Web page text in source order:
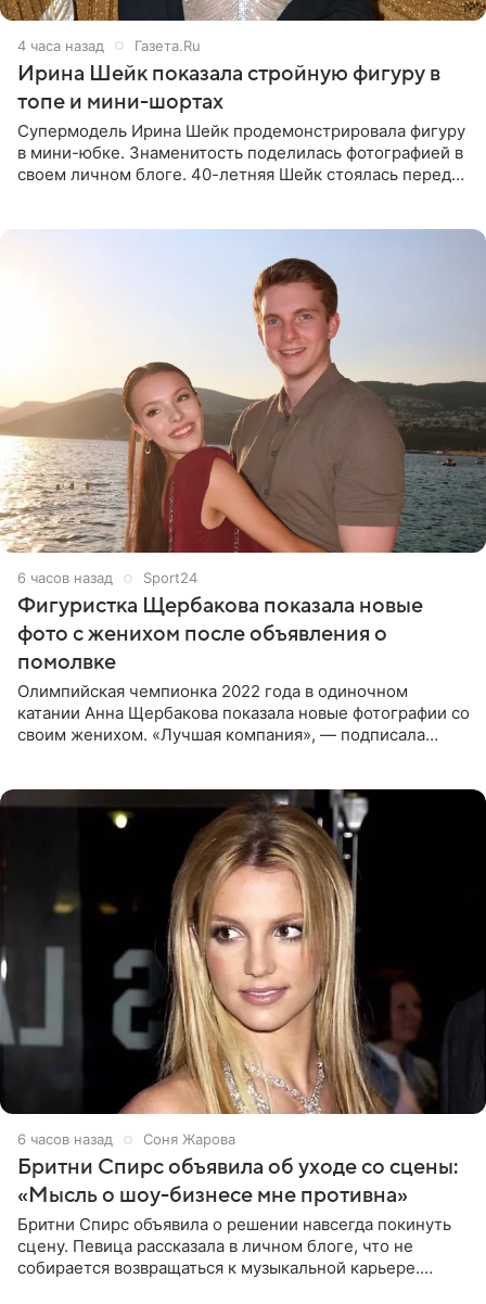
4 часа назад Газета.Ru
Ирина Шейк показала стройную фигуру в
топе и мини-шортах
Супермодель Ирина Шейк продемонстрировала фигуру
в мини-юбке. Знаменитость поделилась фотографией в
своем личном блоге. 40-летняя Шейк стоялась перед
6 часов назад Sport24
Фигуристка Щербакова показала новые
фото с женихом после объявления о
помолвке
Олимпийская чемпионка 2022 года в одиночном
катании Анна Щербакова показала новые фотографии со
своим женихом. «Лучшая компания», — подписала
6 часов назад Соня Жарова
Бритни Спирс объявила об уходе со сцены:
«Мысль о шоу-бизнесе мне противна»
Бритни Спирс объявила о решении навсегда покинуть
сцену. Певица рассказала в личном блоге, что не
собирается возвращаться к музыкальной карьере.